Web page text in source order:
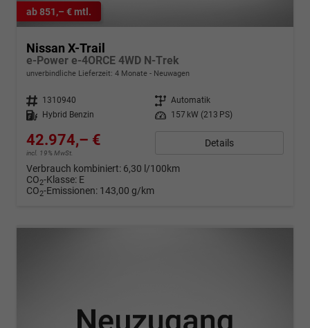
ab 851,– € mtl.
Nissan X-Trail
e-Power e-4ORCE 4WD N-Trek
unverbindliche Lieferzeit: 4 Monate Neuwagen
Fahrzeugnr. 1310940 Getriebe Automatik
Kraftstoff
Hybrid Benzin Leistung 157 kW (213 PS)
42.974,– €
incl. 19% MwSt.
Details
Verbrauch kombiniert: 6,30 l/100km
CO2-Klasse: E
CO2-Emissionen: 143,00 g/km